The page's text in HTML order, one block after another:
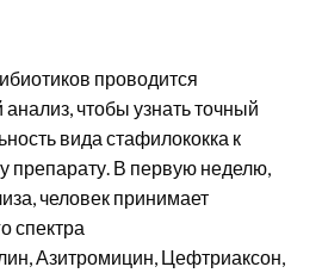
проводится
анализ, чтобы узнать точный
вида стафилококка к
препарату. В первую неделю,
человек принимает
спектра
Азитромицин, Цефтриаксон,